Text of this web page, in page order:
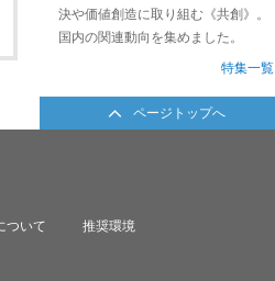
決や価値創造に取り組む《共創》。
国内の関連動向を集めました。
特集一覧
ページトップへ
ついて 推奨環境